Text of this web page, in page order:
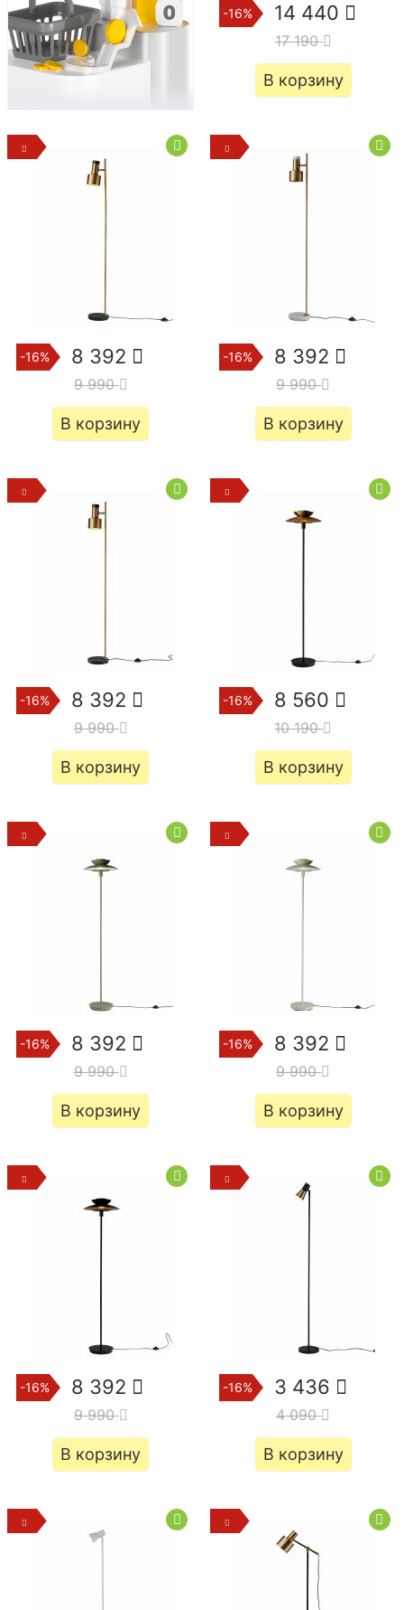
-16% 14 440
17 190
В корзину
-16% 8 392
9 990
В корзину
-16% 8 392
9 990
В корзину
-16% 8 392
9 990
В корзину
-16% 8 560
10 190
В корзину
-16% 8 392
9 990
В корзину
-16% 8 392
9 990
В корзину
-16% 8 392
9 990
В корзину
-16% 3 436
4 090
В корзину